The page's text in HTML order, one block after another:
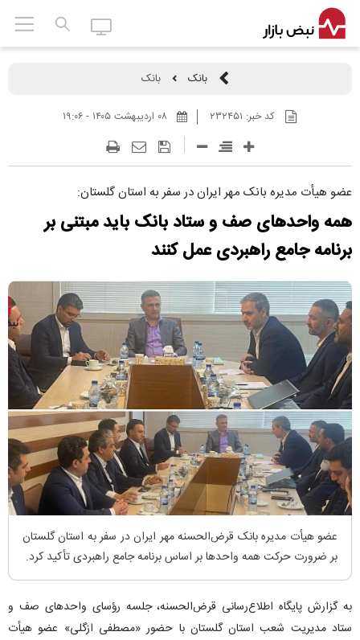
بانک بانک
کد خبر: ۲۳۲۴۵۱
عضو هیأت مدیره بانک مهر ایران در سفر به استان گلستان:
همه واحد‌های صف و ستاد بانک باید مبتنی بر
برنامه جامع راهبردی عمل کنند
عضو هیأت مدیره بانک قرض‌الحسنه مهر ایران در سفر به استان گلستان
بر ضرورت حرکت همه واحد‌ها بر اساس برنامه جامع راهبردی تأکید کرد.
به گزارش پایگاه اطلاع‌رسانی قرض‌الحسنه، جلسه رؤسای واحد‌های صف و
ستاد مدیریت شعب استان گلستان با حضور «مصطفی ازگلی» عضو هیأت